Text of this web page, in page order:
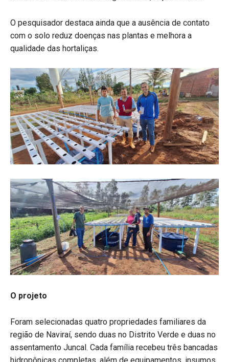
O pesquisador destaca ainda que a ausência de contato
com o solo reduz doenças nas plantas e melhora a
qualidade das hortaliças.
O projeto
Foram selecionadas quatro propriedades familiares da
região de Naviraí, sendo duas no Distrito Verde e duas no
assentamento Juncal. Cada família recebeu três bancadas